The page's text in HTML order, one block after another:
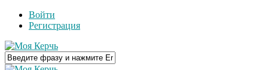
Войти
Регистрация